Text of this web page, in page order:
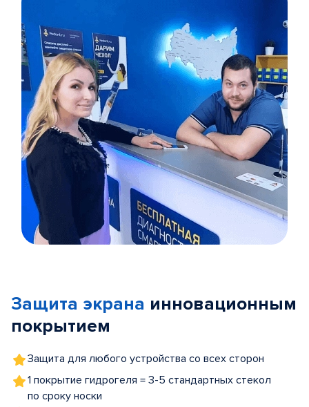
5
Защита экрана инновационным
покрытием
Защита для любого устройства со всех сторон
1 покрытие гидрогеля = 3-5 стандартных стекол
по сроку носки